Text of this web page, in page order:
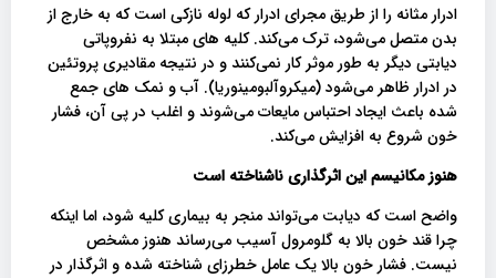
ادرار مثانه را از طریق مجرای ادرار که لوله نازکی است که به خارج از
بدن متصل می‌شود، ترک می‌کند. کلیه های مبتلا به نفروپاتی
دیابتی دیگر به طور موثر کار نمی‌کنند و در نتیجه مقادیری پروتئین
در ادرار ظاهر می‌شود (میکروآلبومینوریا). آب و نمک های جمع
شده باعث ایجاد احتباس مایعات می‌شوند و اغلب در پی آن، فشار
خون شروع به افزایش می‌کند.
هنوز مکانیسم این اثرگذاری ناشناخته است
واضح است که دیابت می‌تواند منجر به بیماری کلیه شود، اما اینکه
چرا قند خون بالا به گلومرول آسیب می‌رساند هنوز مشخص
نیست. فشار خون بالا یک عامل خطرزای شناخته شده و اثرگذار در